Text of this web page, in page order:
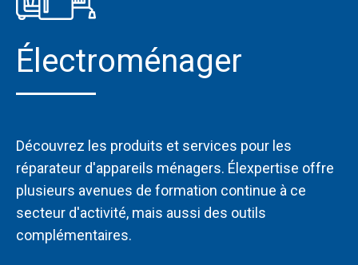
Électroménager
Découvrez les produits et services pour les
réparateur d'appareils ménagers. Élexpertise offre
plusieurs avenues de formation continue à ce
secteur d'activité, mais aussi des outils
complémentaires.